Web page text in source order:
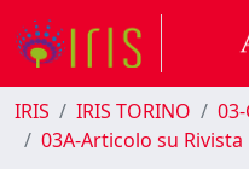
IRIS IRIS TORINO
03A-Articolo su Rivista